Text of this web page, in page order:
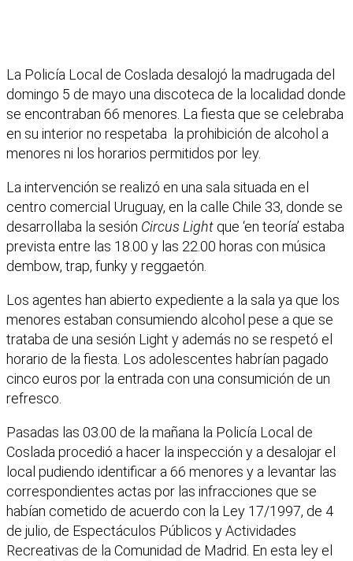
La Policía Local de Coslada desalojó la madrugada del
domingo 5 de mayo una discoteca de la localidad donde
se encontraban 66 menores. La fiesta que se celebraba
en su interior no respetaba la prohibición de alcohol a
menores ni los horarios permitidos por ley.
La intervención se realizó en una sala situada en el
centro comercial Uruguay, en la calle Chile 33, donde se
desarrollaba la sesión Circus Light que ‘en teoría’ estaba
prevista entre las 18.00 y las 22.00 horas con música
dembow, trap, funky y reggaetón.
Los agentes han abierto expediente a la sala ya que los
menores estaban consumiendo alcohol pese a que se
trataba de una sesión Light y además no se respetó el
horario de la fiesta. Los adolescentes habrían pagado
cinco euros por la entrada con una consumición de un
refresco.
Pasadas las 03.00 de la mañana la Policía Local de
Coslada procedió a hacer la inspección y a desalojar el
local pudiendo identificar a 66 menores y a levantar las
correspondientes actas por las infracciones que se
habían cometido de acuerdo con la Ley 17/1997, de 4
de julio, de Espectáculos Públicos y Actividades
Recreativas de la Comunidad de Madrid. En esta ley el